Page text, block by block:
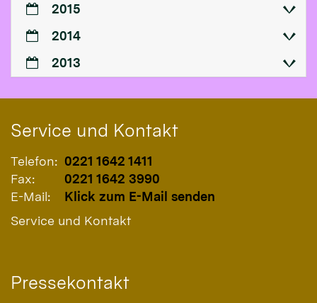
2015
2014
2013
Service und Kontakt
Telefon: 0221 1642 1411
Fax:
0221 1642 3990
E-Mail:
Klick zum E-Mail senden
Service und Kontakt
Pressekontakt